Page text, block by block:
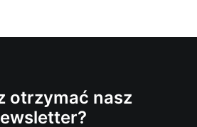
otrzymać nasz